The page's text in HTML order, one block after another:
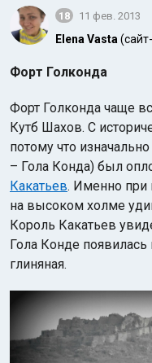
18 11 фев. 2013
Elena Vasta
Форт Голконда
Форт Голконда чаще
Кутб Шахов. С
потому что
– Гола Конда) был
Какатьев. Именно при
на высоком холме
Король Какатьев
Гола Конде появилась
глиняная.